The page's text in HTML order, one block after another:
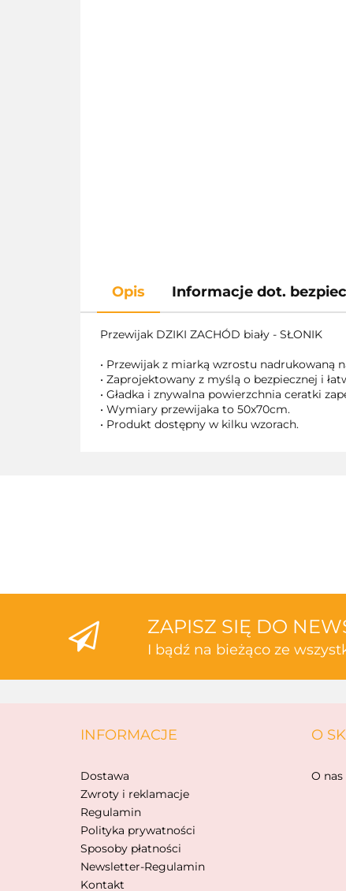
Opis Informacje dot.
Przewijak DZIKI ZACHÓD biały - SŁONIK
• Przewijak z miarką wzrostu nadrukowaną
• Zaprojektowany z myślą o bezpiecznej i
• Gładka i znywalna powierzchnia ceratki
• Wymiary przewijaka to 50x70cm.
• Produkt dostępny w kilku wzorach.
ZAPISZ SIĘ DO
I bądź na bieżąco ze
INFORMACJE
Dostawa
Zwroty i reklamacje
Regulamin
Polityka prywatności
Sposoby płatności
Newsletter-Regulamin
Kontakt
O
O nas